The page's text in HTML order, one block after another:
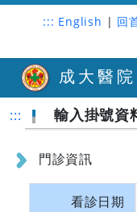
::: English | 回
成大醫院
::: 輸入掛號資
門診資訊
看診日期